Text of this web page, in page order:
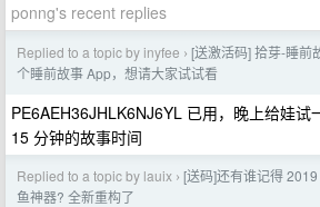
ponng's recent replies
Replied to a topic by inyfee › [送激活码] 拾芽-睡前
个睡前故事 App，想请大家试试看
PE6AEH36JHLK6NJ6YL 已用，晚上给娃试
15 分钟的故事时间
Replied to a topic by lauix › [送码]还有谁记得
鱼神器? 全新重构了